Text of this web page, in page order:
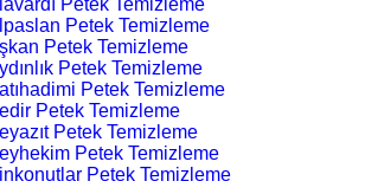
Petek Temizleme
Petek Temizleme
Petek Temizleme
Petek Temizleme
Petek Temizleme
Petek Temizleme
Petek Temizleme
Petek Temizleme
Petek Temizleme